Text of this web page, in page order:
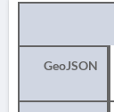
GeoJSON